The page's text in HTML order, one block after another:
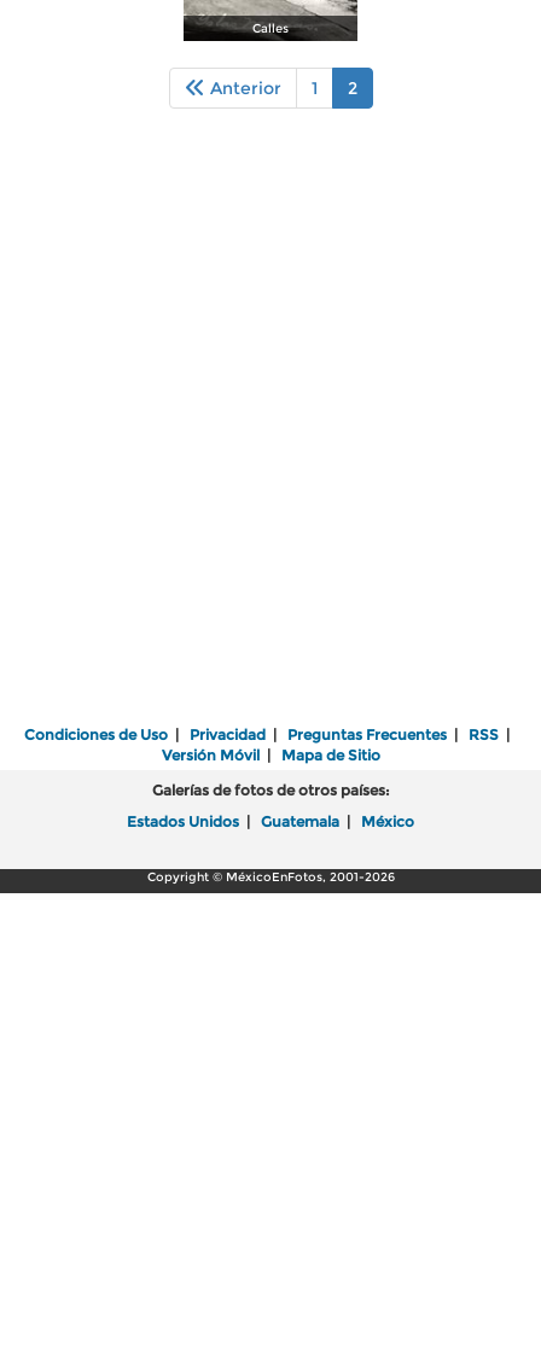
Calles
Anterior 1 2
Condiciones de Uso | Privacidad | Preguntas Frecuentes | RSS |
Versión Móvil| Mapa de Sitio
Galerías de fotos de otros países:
Estados Unidos | Guatemala | México
Copyright © MéxicoEnFotos, 2001-2026